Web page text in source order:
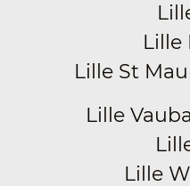
Lille
Lille St
Lille
Lille